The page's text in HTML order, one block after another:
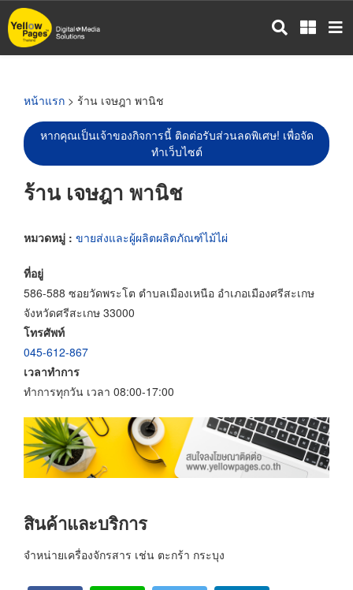
ข้าม
ไป
หน้าแรก > ร้าน เจษฎา พานิช
หากคุณเป็นเจ้าของกิจการนี้ ติดต่อรับส่วนลดพิเศษ! เพื่อจัด
ทำเว็บไซต์
ร้าน เจษฎา พานิช
หมวดหมู่ : ขายส่งและผู้ผลิตผลิตภัณฑ์ไม้ไผ่
ที่อยู่
586-588 ซอยวัดพระโต ตำบลเมืองเหนือ อำเภอเมืองศรีสะเกษ
จังหวัดศรีสะเกษ 33000
โทรศัพท์
045-612-867
เวลาทำการ
ทำการทุกวัน เวลา 08:00-17:00
สินค้าและบริการ
จำหน่ายเครื่องจักรสาร เช่น ตะกร้า กระบุง